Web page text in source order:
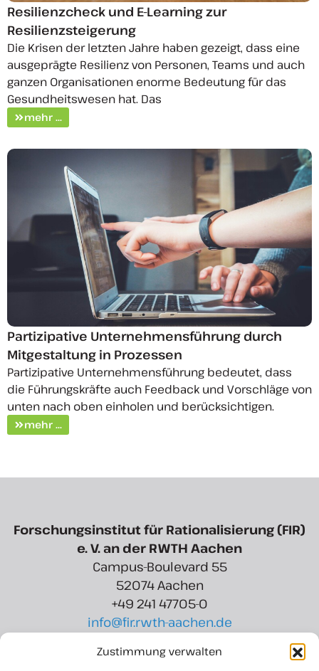
Zustimmung verwalten
Resilienzcheck und E-Learning zur
Resilienzsteigerung
Die Krisen der letzten Jahre haben gezeigt, dass eine
ausgeprägte Resilienz von Personen, Teams und auch
ganzen Organisationen enorme Bedeutung für das
Gesundheitswesen hat. Das
mehr ...
Partizipative Unternehmensführung durch
Mitgestaltung in Prozessen
Partizipative Unternehmensführung bedeutet, dass
die Führungskräfte auch Feedback und Vorschläge von
unten nach oben einholen und berücksichtigen.
mehr ...
Forschungsinstitut für Rationalisierung (FIR)
e. V. an der RWTH Aachen
Campus-Boulevard 55
52074 Aachen
+49 241 47705-0
info@fir.rwth-aachen.de
Region Aachen Zweckverband